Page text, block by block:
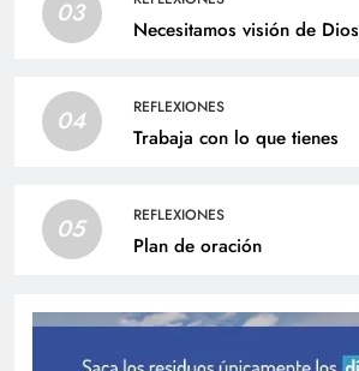
03
Necesitamos visión de Dios
04 REFLEXIONES
Trabaja con lo que tienes
05 REFLEXIONES
Plan de oración